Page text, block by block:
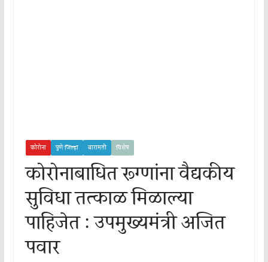
कोरोना पुणे जिल्हा बारामती विशेष
कोरोनाबाधित रूग्णांना वैद्यकीय
सुविधा तत्काळ मिळाल्या
पाहिजेत : उपमुख्यमंत्री अजित
पवार